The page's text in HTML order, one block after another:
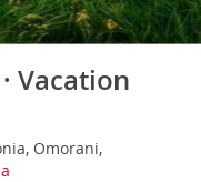
Vacation
Omorani,